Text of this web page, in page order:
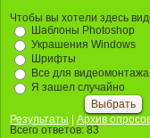
Размер архива:
Скачать
Чтобы вы хотели здесь
Шаблоны Photoshop
Украшения Windows
Шрифты
Все для видеомонтажа
Я зашел случайно
Результаты
Архив
Всего ответов: 83